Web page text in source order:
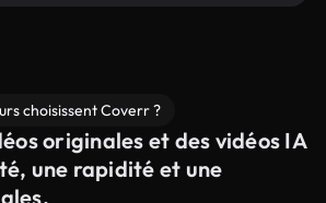
choisissent Coverr ?
originales et des vidéos IA
une rapidité et une